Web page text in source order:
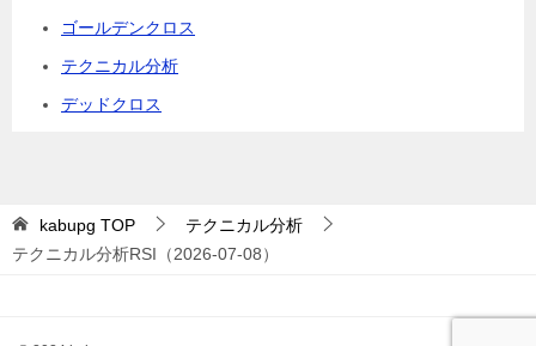
ゴールデンクロス
テクニカル分析
デッドクロス
kabupg TOP
テクニカル分析
テクニカル分析RSI（2026-07-08）